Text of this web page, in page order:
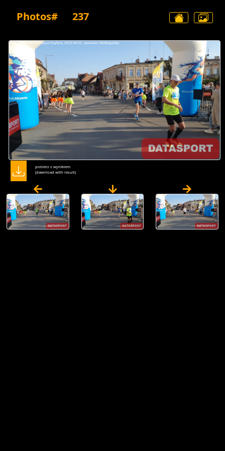
Photos# 237
pobierz z wynikiem
(dawnload with result)